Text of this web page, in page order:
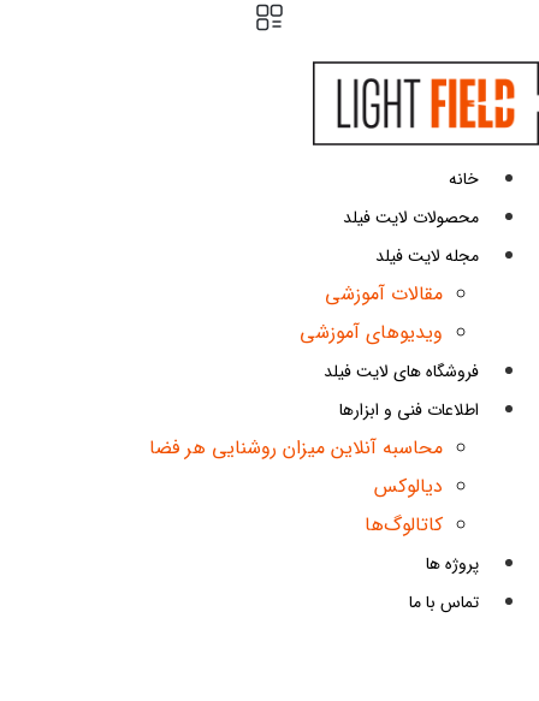
به
محتوا
خانه
محصولات لایت فیلد
مجله لایت فیلد
مقالات آموزشی
ویدیوهای آموزشی
فروشگاه های لایت فیلد
اطلاعات فنی و ابزارها
محاسبه آنلاین میزان روشنایی هر فضا
دیالوکس
کاتالوگ‌ها
پروژه ها
تماس با ما